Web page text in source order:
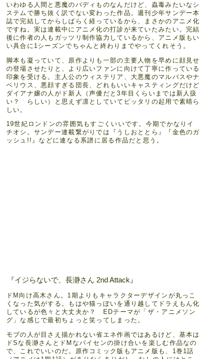
いわゆる人間と悪魔のバディものなんだけど、蟲毒みたいなシ
ステムで勝ち抜く訳でない変わった作品。週刊少年サンデー本
誌で完結してからしばらく経っているから、まさかのアニメ化
ですね。実は連載中にアニメ化の打診が来ていたみたい。完結
後に作者の人もガッツリ制作協力しているから、アニメ版もい
い具合に1シーズンでちゃんと終わりまでやってくれそう。
脚本も凝っていて、原作よりも一部の主要人物を早めに顔見せ
の登場させたりと、より広いファンに向けて丁寧に作っている
印象を受ける。主人公のウィステリア、大悪魔のマルバスやナ
ベリウス、悪顔すぎる団長、どれもいいキャスティングだけど
ダイアナ嬢の人がド新人（声優だと3年目くらいまでは新人扱
い？ らしい）と思えず凛としていてピッタリの起用で素晴ら
しい。
19世紀ロンドンの雰囲気もすごくいいです。今期でかなりイ
チオシ。サンデー連載繋がりでは『うしおととら』『金色のガ
ッシュ!!』などに連なる系譜に居る作品だと思う。
『イジらないで、長瀞さん 2nd Attack』
ドM向け高木さん。1期よりもキャラクターデザインが丸っこ
くなった気がする。もはや猫っぽいを通り越してドラえもん化
しているが色々と大丈夫か？ EDテーマが「ザ・アニメソン
グ」な感じで最初ちょっと笑ってしまった。
モブの人が目さえ描かれない省エネ作画ではあるけど、基本は
ドSな長瀞さんとドMなパイセンの掛け合いを楽しむ作品なの
で、これでいいのだ。原作コミック版もアニメ版も、1巻1話